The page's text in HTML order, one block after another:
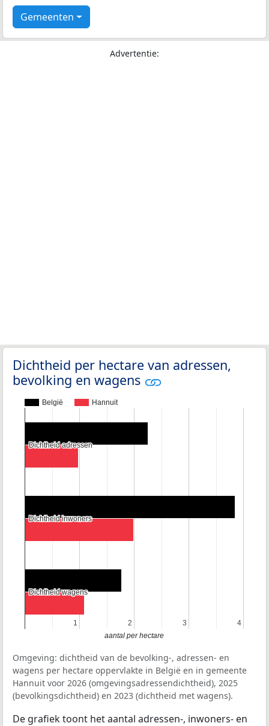
Gemeenten
Advertentie:
Dichtheid per hectare van adressen,
bevolking en wagens
België Hannuit
1
1 2
2 3
3 4
4
Dichtheid adressen
Dichtheid adressen
Dichtheid inwoners
Dichtheid inwoners
Dichtheid wagens
Dichtheid wagens
aantal per hectare
Omgeving: dichtheid van de bevolking-, adressen- en
wagens per hectare oppervlakte in België en in gemeente
Hannuit voor 2026 (omgevingsadressendichtheid), 2025
(bevolkingsdichtheid) en 2023 (dichtheid met wagens).
De grafiek toont het aantal adressen-, inwoners- en